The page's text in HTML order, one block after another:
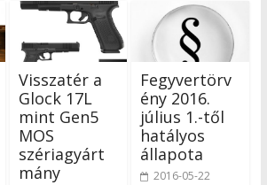
Visszatér a
Glock 17L
mint Gen5
MOS
szériagyárt
mány
Fegyvertörv
ény 2016.
július 1.-től
hatályos
állapota
2016-05-22